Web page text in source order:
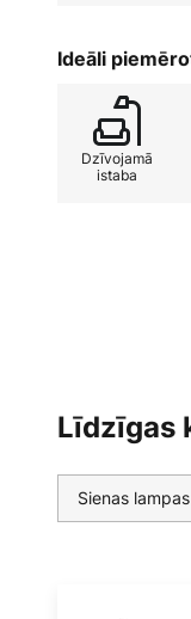
Ideāli
Dzīvojamā
istaba
Līdzīgas
Sienas